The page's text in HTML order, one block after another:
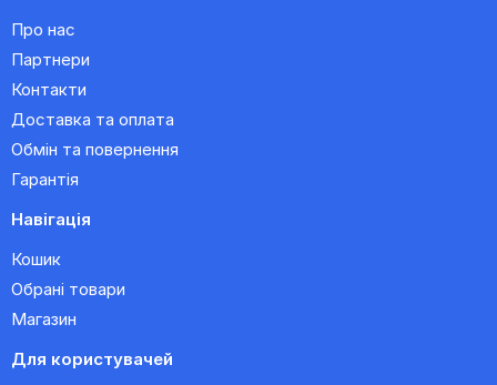
Про нас
Партнери
Контакти
Доставка та оплата
Обмін та повернення
Гарантія
Навігація
Кошик
Обрані товари
Магазин
Для користувачей